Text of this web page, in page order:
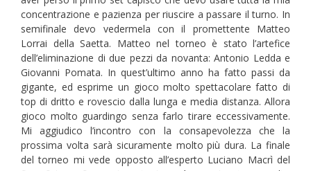
concentrazione e pazienza per riuscire a passare il turno. In
semifinale devo vedermela con il promettente Matteo
Lorrai della Saetta. Matteo nel torneo è stato l’artefice
dell’eliminazione di due pezzi da novanta: Antonio Ledda e
Giovanni Pomata. In quest’ultimo anno ha fatto passi da
gigante, ed esprime un gioco molto spettacolare fatto di
top di dritto e rovescio dalla lunga e media distanza. Allora
gioco molto guardingo senza farlo tirare eccessivamente.
Mi aggiudico l’incontro con la consapevolezza che la
prossima volta sarà sicuramente molto più dura. La finale
del torneo mi vede opposto all’esperto Luciano Macrì del